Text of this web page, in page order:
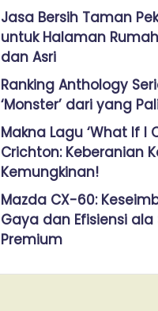
Jasa Bersih Taman
untuk Halaman
dan Asri
Ranking Anthology
‘Monster’ dari yang
Makna Lagu ‘What If I
Crichton: Keberanian
Kemungkinan!
Mazda CX-60:
Gaya dan Efisiensi ala
Premium